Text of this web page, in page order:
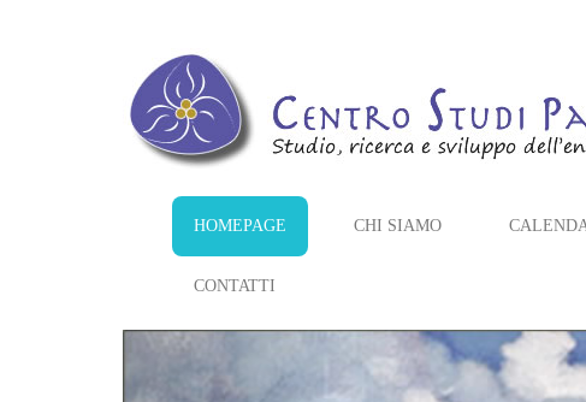
HOMEPAGE CHI SIAMO
CONTATTI